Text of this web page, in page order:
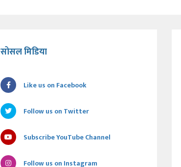
सोसल मिडिया
Like us on Facebook
Follow us on Twitter
Subscribe YouTube Channel
Follow us on Instagram